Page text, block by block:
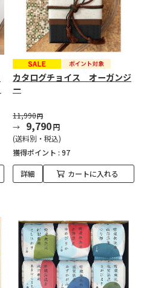
カタログチョイス オーガンジ
ー
11,990円
9,790円
(送料別・税込)
獲得ポイント : 97
詳細 カートに入れる